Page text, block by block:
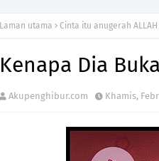
Laman utama Cinta itu anugerah ALLAH
Kenapa Dia
Akupenghibur.com Khamis,